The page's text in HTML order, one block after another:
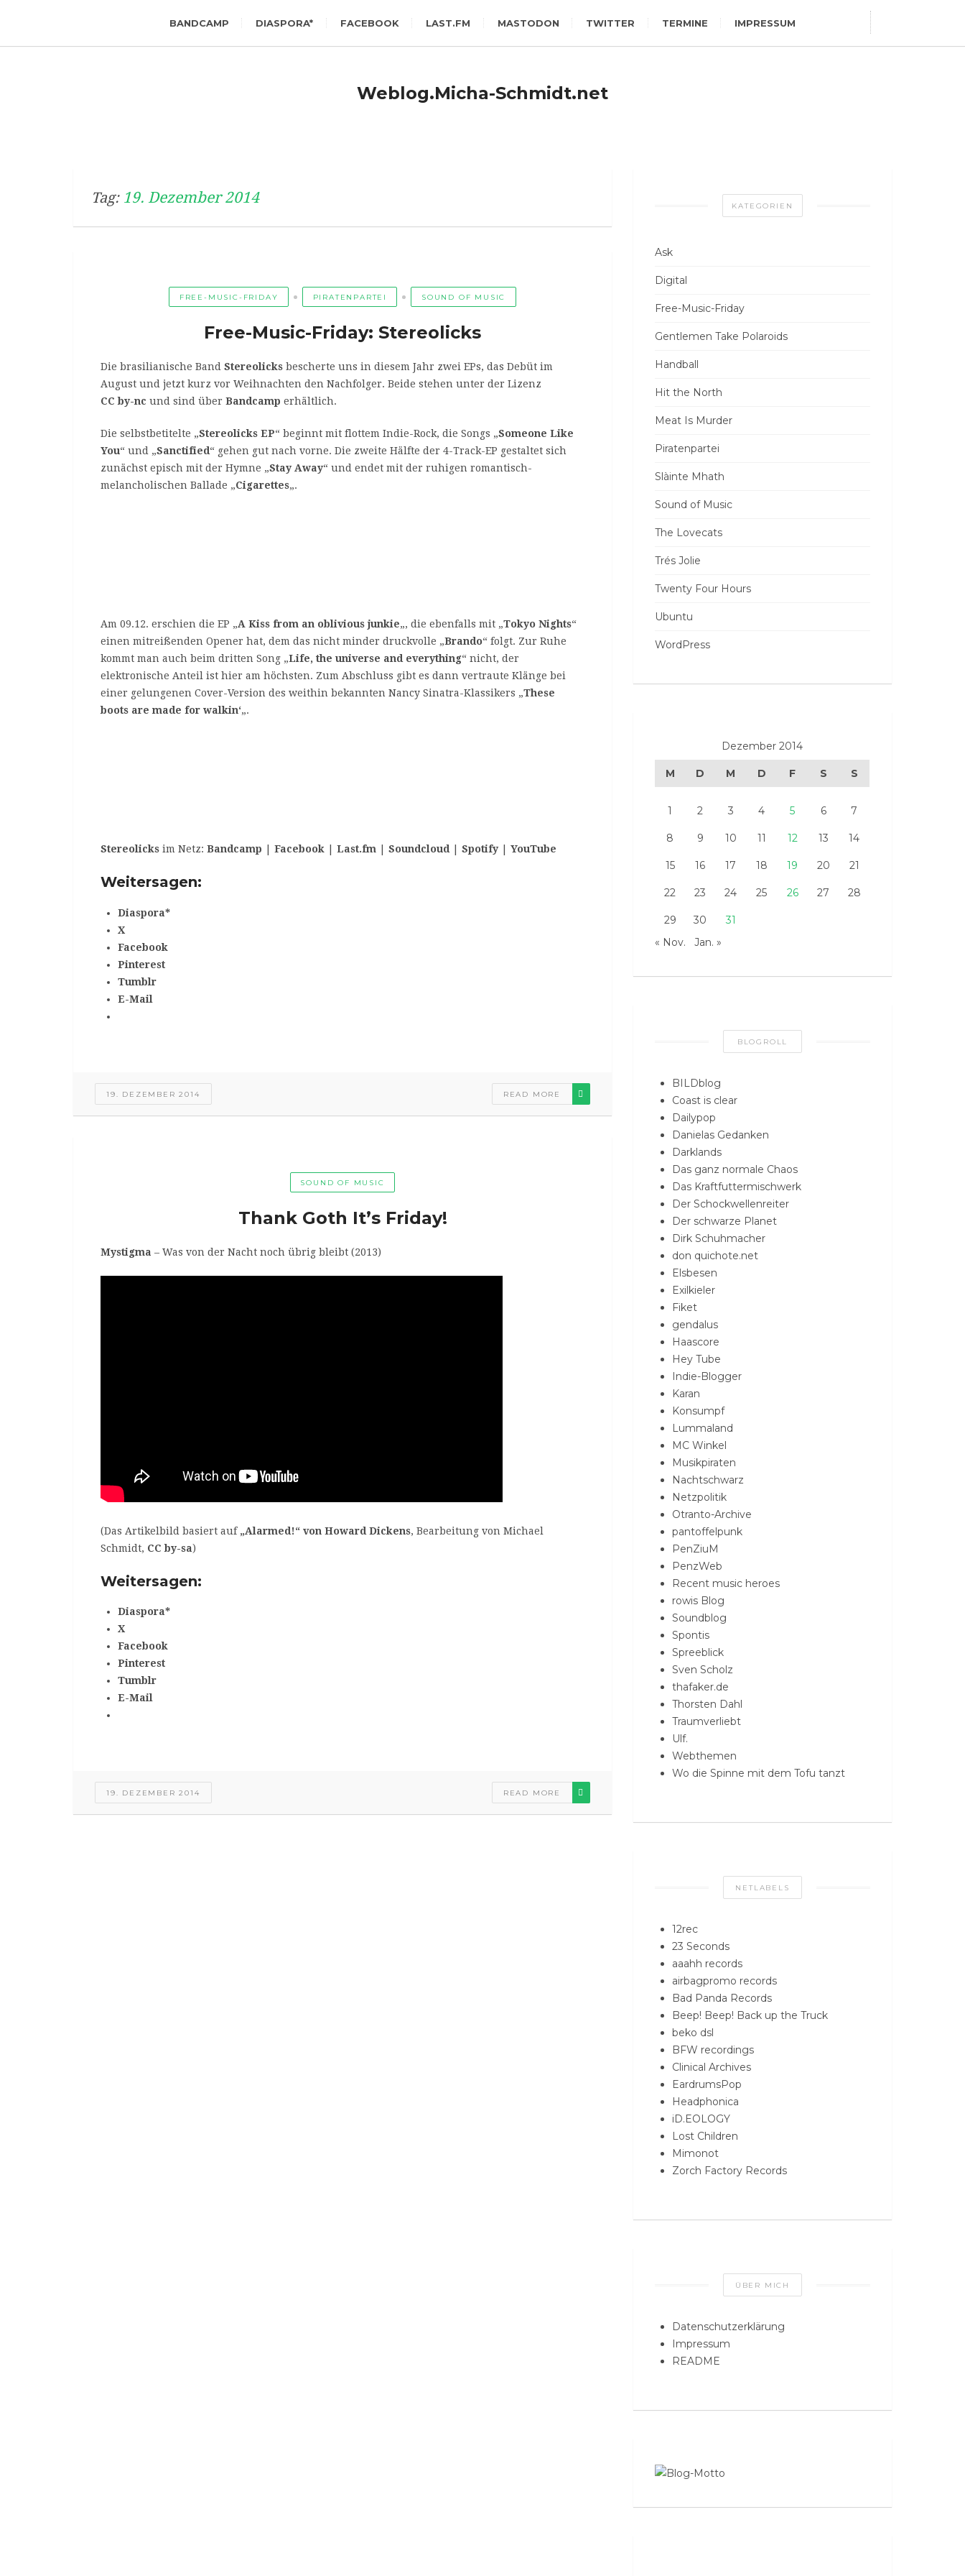
BANDCAMP DIASPORA* FACEBOOK LAST.FM MASTODON TWITTER TERMINE IMPRESSUM
Weblog.Micha-Schmidt.net
Tag: 19. Dezember 2014
FREE-MUSIC-FRIDAY PIRATENPARTEI SOUND OF MUSIC
Free-Music-Friday: Stereolicks
Die brasilianische Band Stereolicksbescherte uns in diesem Jahr zwei EPs, das Debüt im
August und jetzt kurz vor Weihnachten den Nachfolger. Beide stehen unter der Lizenz
CC by-nc und sind über Bandcamp erhältlich.
Die selbstbetitelte „Stereolicks EP“ beginnt mit flottem Indie-Rock, die Songs „Someone Like
You“ und „Sanctified“ gehen gut nach vorne. Die zweite Hälfte der 4-Track-EP gestaltet sich
zunächst episch mit der Hymne „Stay Away“ und endet mit der ruhigen romantisch-
melancholischen Ballade „Cigarettes„.
Am 09.12. erschien die EP „A Kiss from an oblivious junkie„, die ebenfalls mit „Tokyo Nights“
einen mitreißenden Opener hat, dem das nicht minder druckvolle „Brando“ folgt. Zur Ruhe
kommt man auch beim dritten Song „Life, the universe and everything“ nicht, der
elektronische Anteil ist hier am höchsten. Zum Abschluss gibt es dann vertraute Klänge bei
einer gelungenen Cover-Version des weithin bekannten Nancy Sinatra-Klassikers „These
boots are made for walkin‘„.
Stereolicksim Netz: Bandcamp Facebook Last.fm Soundcloud| Spotify| YouTube
Weitersagen:
Diaspora*
X
Facebook
Pinterest
Tumblr
E-Mail
19. DEZEMBER 2014 READ MORE
SOUND OF MUSIC
Thank Goth It’s Friday!
Mystigma – Was von der Nacht noch übrig bleibt (2013)
(Das Artikelbild basiert auf „Alarmed!“ von Howard Dickens, Bearbeitung von Michael
Schmidt, CC by-sa)
Weitersagen:
Diaspora*
X
Facebook
Pinterest
Tumblr
E-Mail
19. DEZEMBER 2014 READ MORE
KATEGORIEN
Ask
Digital
Free-Music-Friday
Gentlemen Take Polaroids
Handball
Hit the North
Meat Is Murder
Piratenpartei
Slàinte Mhath
Sound of Music
The Lovecats
Trés Jolie
Twenty Four Hours
Ubuntu
WordPress
Dezember 2014
M D M D F S S
1 2 3 4 5 6 7
8 9 10 11 12 13 14
15 16 17 18 19 20 21
22 23 24 25 26 27 28
29 30
31
« Nov.
Jan. »
BLOGROLL
BILDblog
Coast is clear
Dailypop
Danielas Gedanken
Darklands
Das ganz normale Chaos
Das Kraftfuttermischwerk
Der Schockwellenreiter
Der schwarze Planet
Dirk Schuhmacher
don quichote.net
Elsbesen
Exilkieler
Fiket
gendalus
Haascore
Hey Tube
Indie-Blogger
Karan
Konsumpf
Lummaland
MC Winkel
Musikpiraten
Nachtschwarz
Netzpolitik
Otranto-Archive
pantoffelpunk
PenZiuM
PenzWeb
Recent music heroes
rowis Blog
Soundblog
Spontis
Spreeblick
Sven Scholz
thafaker.de
Thorsten Dahl
Traumverliebt
Ulf.
Webthemen
Wo die Spinne mit dem Tofu tanzt
NETLABELS
12rec
23 Seconds
aaahh records
airbagpromo records
Bad Panda Records
Beep! Beep! Back up the Truck
beko dsl
BFW recordings
Clinical Archives
EardrumsPop
Headphonica
iD.EOLOGY
Lost Children
Mimonot
Zorch Factory Records
ÜBER MICH
Datenschutzerklärung
Impressum
README